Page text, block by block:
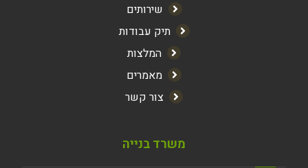
שירותים
תיק עבודות
המלצות
מאמרים
צור קשר
משרד בנייה